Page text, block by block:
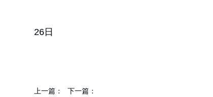
26日
上一篇： 下一篇：